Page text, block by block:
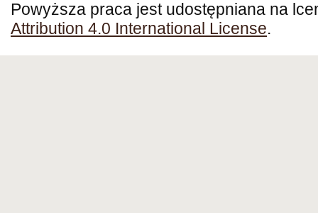
Powyższa praca jest udostępniana na
Attribution 4.0 International License.